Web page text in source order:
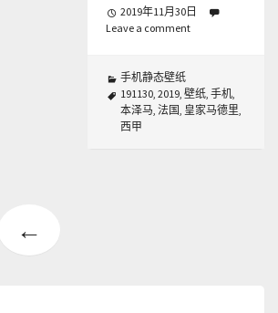
2019年11月30日
Leave a comment
手机静态壁纸
191130, 2019, 壁纸, 手机,
本泽马, 法国, 皇家马德里,
西甲
←